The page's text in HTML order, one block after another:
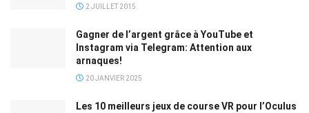
2 JUILLET 2015
Gagner de l’argent grâce à YouTube et
Instagram via Telegram: Attention aux
arnaques!
20 JANVIER 2025
Les 10 meilleurs jeux de course VR pour l’Oculus